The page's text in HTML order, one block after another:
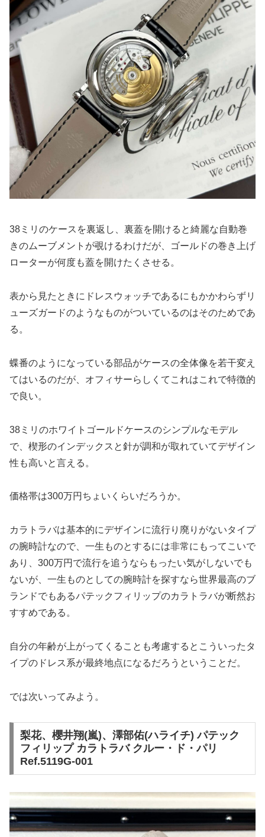
38ミリのケースを裏返し、裏蓋を開けると綺麗な自動巻
きのムーブメントが覗けるわけだが、ゴールドの巻き上げ
ローターが何度も蓋を開けたくさせる。
表から見たときにドレスウォッチであるにもかかわらずリ
ューズガードのようなものがついているのはそのためであ
る。
蝶番のようになっている部品がケースの全体像を若干変え
てはいるのだが、オフィサーらしくてこれはこれで特徴的
で良い。
38ミリのホワイトゴールドケースのシンプルなモデル
で、楔形のインデックスと針が調和が取れていてデザイン
性も高いと言える。
価格帯は300万円ちょいくらいだろうか。
カラトラバは基本的にデザインに流行り廃りがないタイプ
の腕時計なので、一生ものとするには非常にもってこいで
あり、300万円で流行を追うならもったい気がしないでも
ないが、一生ものとしての腕時計を探すなら世界最高のブ
ランドでもあるパテックフィリップのカラトラバが断然お
すすめである。
自分の年齢が上がってくることも考慮するとこういったタ
イプのドレス系が最終地点になるだろうということだ。
では次いってみよう。
梨花、櫻井翔(嵐)、澤部佑(ハライチ) パテック
フィリップ カラトラバ クルー・ド・パリ
Ref.5119G-001